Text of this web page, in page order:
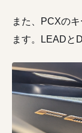
また、PCXの
ます。LEADと